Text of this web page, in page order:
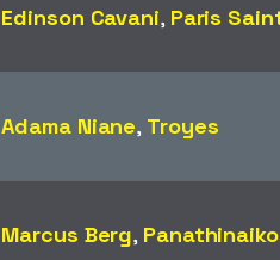
Edinson Cavani, Paris
Adama Niane, Troyes
Marcus Berg,